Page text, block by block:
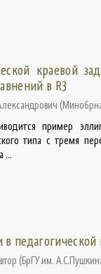
краевой
в R3
(
пример
типа с тремя
...
педагогической
(БрГУ им.